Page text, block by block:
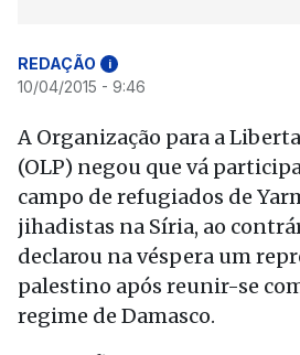
REDAÇÃO i
10/04/2015 - 9:46
A Organização para a
(OLP) negou que vá
campo de refugiados de
jihadistas na Síria, ao
declarou na véspera um
palestino após reunir-se
regime de Damasco.